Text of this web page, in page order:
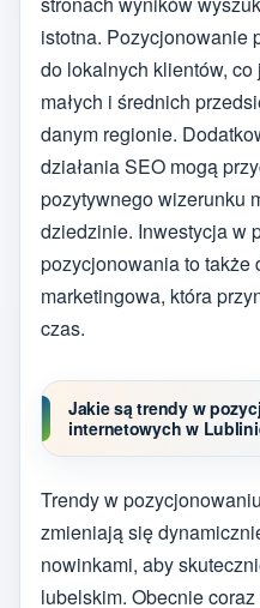
istotna. Pozycjonowanie
do lokalnych klientów,
małych i średnich
danym regionie.
działania SEO mogą
pozytywnego wizerunku
dziedzinie. Inwestycja w
pozycjonowania to także
marketingowa, która
czas.
Jakie są trendy w
internetowych w
Trendy w
zmieniają się
nowinkami, aby
lubelskim. Obecnie